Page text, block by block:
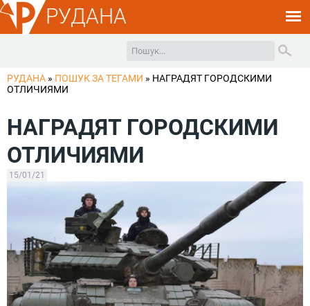
РУДАНА
РУДАНА » ПОШУК ЗА ТЕГАМИ » НАГРАДЯТ ГОРОДСКИМИ
ОТЛИЧИЯМИ
НАГРАДЯТ ГОРОДСКИМИ
ОТЛИЧИЯМИ
15/01/21